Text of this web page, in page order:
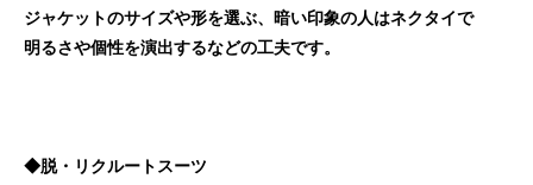
ジャケットのサイズや形を選ぶ、暗い印象の人はネクタイで
明るさや個性を演出するなどの工夫です。
◆脱・リクルートスーツ